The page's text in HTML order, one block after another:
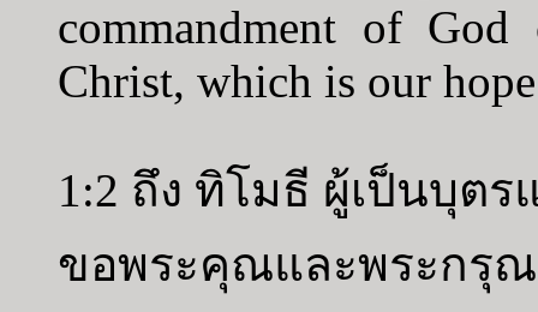
commandment of
Christ, which is our
1:2 ถึง ทิโมธี ผู้เป็นบุต
ขอพระคุณและพระกรุณ